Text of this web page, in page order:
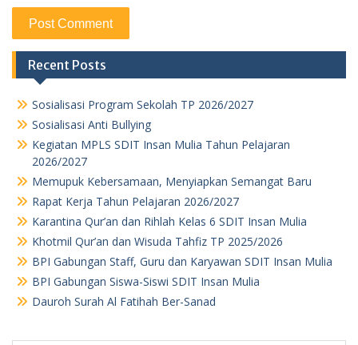
Recent Posts
Sosialisasi Program Sekolah TP 2026/2027
Sosialisasi Anti Bullying
Kegiatan MPLS SDIT Insan Mulia Tahun Pelajaran
2026/2027
Memupuk Kebersamaan, Menyiapkan Semangat Baru
Rapat Kerja Tahun Pelajaran 2026/2027
Karantina Qur’an dan Rihlah Kelas 6 SDIT Insan Mulia
Khotmil Qur’an dan Wisuda Tahfiz TP 2025/2026
BPI Gabungan Staff, Guru dan Karyawan SDIT Insan Mulia
BPI Gabungan Siswa-Siswi SDIT Insan Mulia
Dauroh Surah Al Fatihah Ber-Sanad